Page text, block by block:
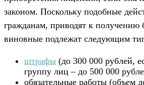
законом. Поскольку подобные
гражданам, приводят к
виновные подлежат следующим
штрафы (до 300 000 рублей,
группу лиц – до 500 000
обязательные работы (объем